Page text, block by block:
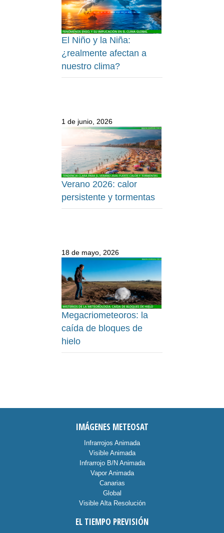
El Niño y la Niña:
¿realmente afectan a
nuestro clima?
1 de junio, 2026
Verano 2026: calor
persistente y tormentas
18 de mayo, 2026
Megacriometeoros: la
caída de bloques de
hielo
IMÁGENES METEOSAT
Infrarrojos Animada
Visible Animada
Infrarrojo B/N Animada
Vapor Animada
Canarias
Global
Visible Alta Resolución
EL TIEMPO PREVISIÓN